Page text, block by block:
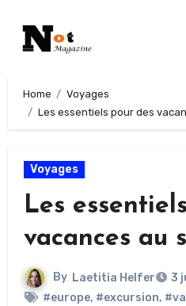
Home
Voyages
Les essentiels pour des
Voyages
Les
vacances au
By Laetitia Helfer
3
#europe, #excursion,